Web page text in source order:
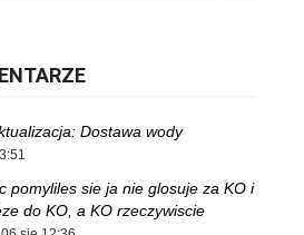
Dostawa wody
pomyliles sie ja nie glosuje za KO i
do KO, a KO rzeczywiscie